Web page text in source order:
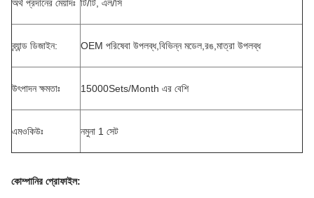
অর্থ প্রদানের মেয়াদঃ টি/টি, এল/সি
ব্র্যান্ড ডিজাইন: OEM পরিষেবা উপলব্ধ,বিভিন্ন মডেল,রঙ,মাত্রা উপলব্ধ
উৎপাদন ক্ষমতাঃ 15000Sets/Month এর বেশি
এমওকিউঃ নমুনা 1 সেট
কোম্পানির প্রোফাইল: